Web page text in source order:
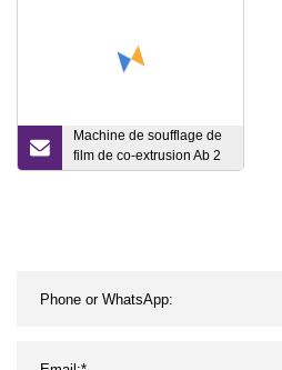
Machine de soufflage de
film de co-extrusion Ab 2
couches HDPE/LDPE/PE